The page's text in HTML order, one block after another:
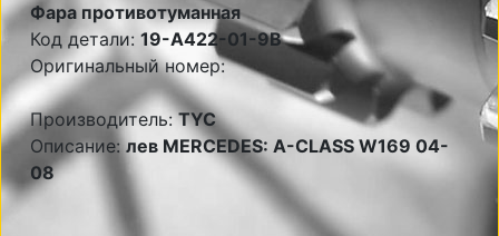
Фара противотуманная
Код детали: 19-A422-01-9B
Оригинальный номер:
Производитель:TYC
Описание:лев MERCEDES: A-CLASS W169 04-
08